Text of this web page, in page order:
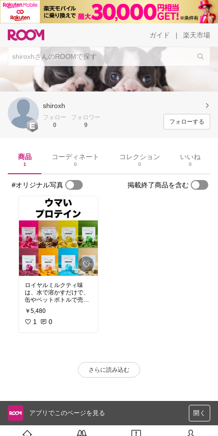
ガイド 楽天市場
shiroxh
フォロー
0
フォロワー
9
フォローする
商品
1
コーディネート
0
コレクション
0
いいね
0
#オリジナル写真 掲載終了商品を含む
ロイヤルミルクティ味
は、水で溶かすだけで、
缶やペットボトルで売ら
れている甘いミルクティ
の味がする。
きちんと振れば溶け残り
￥5,480
1 0
さらに読み込む
アプリでこのページを見る 開く